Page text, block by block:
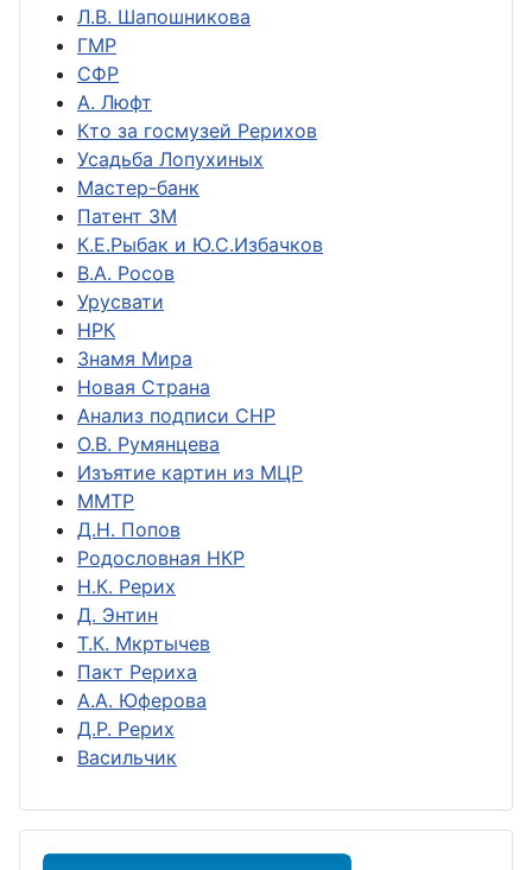
Л.В. Шапошникова
ГМР
СФР
А. Люфт
Кто за госмузей Рерихов
Усадьба Лопухиных
Мастер-банк
Патент ЗМ
К.Е.Рыбак и Ю.С.Избачков
В.А. Росов
Урусвати
НРК
Знамя Мира
Новая Страна
Анализ подписи СНР
О.В. Румянцева
Изъятие картин из МЦР
ММТР
Д.Н. Попов
Родословная НКР
Н.К. Рерих
Д. Энтин
Т.К. Мкртычев
Пакт Рериха
А.А. Юферова
Д.Р. Рерих
Васильчик